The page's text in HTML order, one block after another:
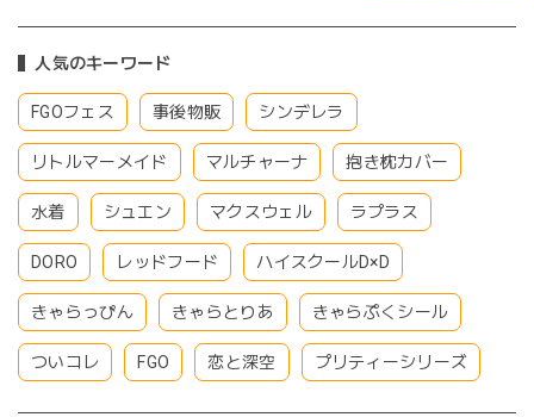
人気のキーワード
FGOフェス 事後物販 シンデレラ
リトルマーメイド マルチャーナ 抱き枕カバー
水着 シュエン マクスウェル ラプラス
DORO レッドフード ハイスクールD×D
きゃらっぴん きゃらとりあ きゃらぷくシール
ついコレ FGO 恋と深空 プリティーシリーズ